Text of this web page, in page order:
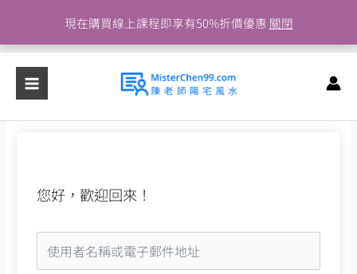
現在購買線上課程即享有50%折價優惠 關閉
主
容
您好，歡迎回來！